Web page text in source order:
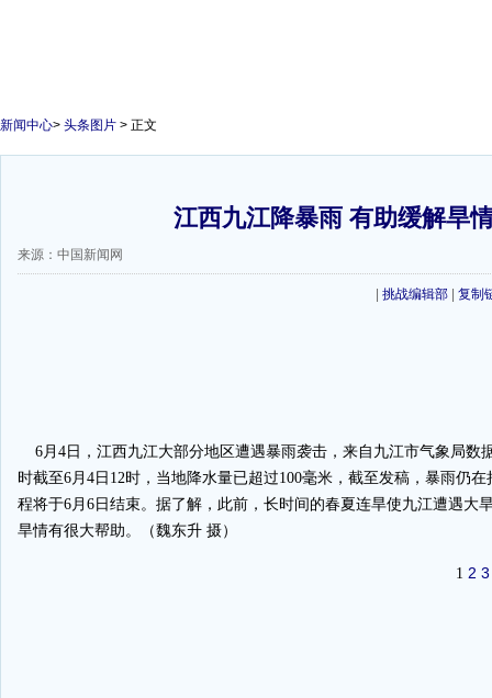
新闻中心> 头条图片 > 正文
江西九江降暴雨 有助缓解旱
来源：中国新闻网
挑战编辑部 复制
6月4日，江西九江大部分地区遭遇暴雨袭击，来自九江市气象局数
时截至6月4日12时，当地降水量已超过100毫米，截至发稿，暴雨仍
程将于6月6日结束。据了解，此前，长时间的春夏连旱使九江遭遇大
旱情有很大帮助。（魏东升 摄）
1 2 3